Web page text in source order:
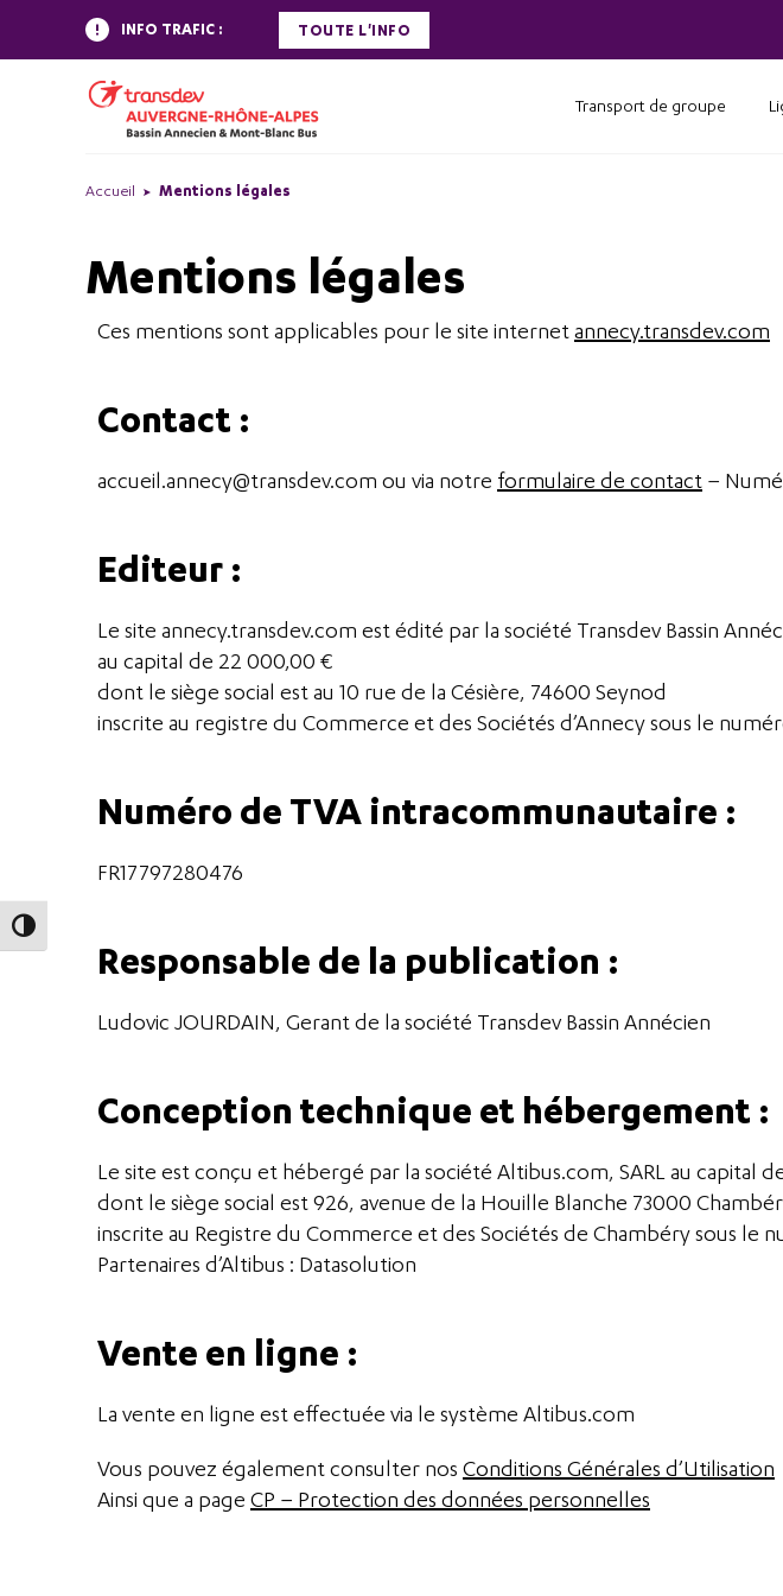
Passer en contraste élevé
INFO TRAFIC : TOUTE L'INFO
Transport de groupe
Accueil Mentions légales
Mentions légales
Ces mentions sont applicables pour le site internetannecy.transdev.com
Contact :
accueil.annecy@transdev.com ou via notre formulaire de contact –
Editeur :
Le site annecy.transdev.com est édité par la société Transdev Bassin
au capital de 22 000,00 €
dont le siège social est au 10 rue de la Césière, 74600 Seynod
inscrite au registre du Commerce et des Sociétés d’Annecy sous le
Numéro de TVA intracommunautaire :
FR17797280476
Responsable de la publication :
Ludovic JOURDAIN, Gerant de la société Transdev Bassin Annécien
Conception technique et hébergement :
Le site est conçu et hébergé par la société Altibus.com, SARL au capital
dont le siège social est 926, avenue de la Houille Blanche 73000
inscrite au Registre du Commerce et des Sociétés de Chambéry sous le
Partenaires d’Altibus : Datasolution
Vente en ligne :
La vente en ligne est effectuée via le système Altibus.com
Vous pouvez également consulter nos Conditions Générales d’Utilisation
Ainsi que a page CP – Protection des données personnelles